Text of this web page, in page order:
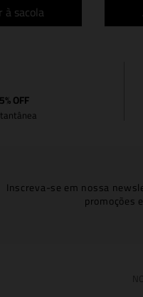
à sacola
OFF
Inscreva-se em nossa
promoções